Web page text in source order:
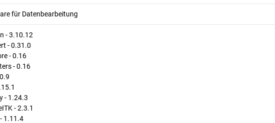
für Datenbearbeitung
- 3.10.12
- 0.31.0
- 0.16
- 0.16
- 1.24.3
- 2.3.1
1.11.4